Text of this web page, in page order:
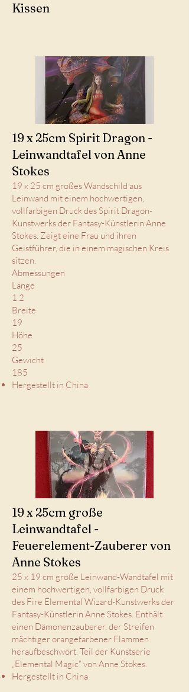
Kissen
19 x 25cm Spirit Dragon -
Leinwandtafel von Anne
Stokes
19 x 25 cm großes Wandschild aus
Leinwand mit einem hochwertigen,
vollfarbigen Druck des Spirit Dragon-
Kunstwerks der Fantasy-Künstlerin Anne
Stokes. Zeigt eine Frau und ihren
Geistführer, die in einem magischen Kreis
sitzen.
Abmessungen
Länge
1.2
Breite
19
Höhe
25
Gewicht
185
Hergestellt in China
19 x 25cm große
Leinwandtafel -
Feuerelement-Zauberer von
Anne Stokes
25 x 19 cm große Leinwand-Wandtafel mit
einem hochwertigen, vollfarbigen Druck
des Fire Elemental Wizard-Kunstwerks der
Fantasy-Künstlerin Anne Stokes. Enthält
einen Dämonenzauberer, der Streifen
mächtiger orangefarbener Flammen
heraufbeschwört. Teil der Kunstserie
„Elemental Magic“ von Anne Stokes.
Hergestellt in China